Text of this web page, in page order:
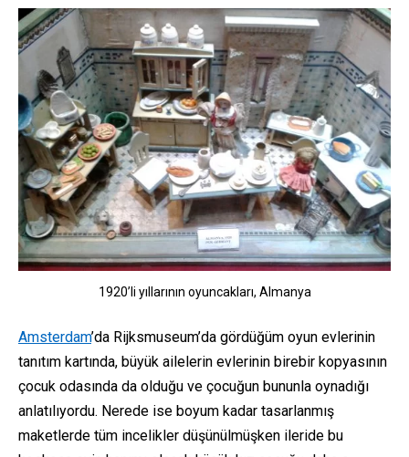
1920’li yıllarının oyuncakları, Almanya
Amsterdam’da Rijksmuseum’da gördüğüm oyun evlerinin
tanıtım kartında, büyük ailelerin evlerinin birebir kopyasının
çocuk odasında da olduğu ve çocuğun bununla oynadığı
anlatılıyordu. Nerede ise boyum kadar tasarlanmış
maketlerde tüm incelikler düşünülmüşken ileride bu